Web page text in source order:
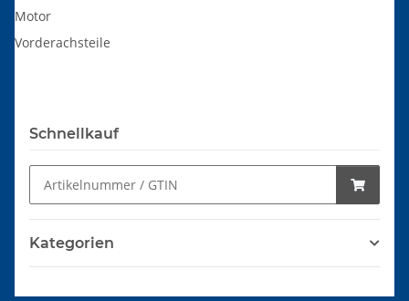
Motor
Vorderachsteile
Schnellkauf
Kategorien